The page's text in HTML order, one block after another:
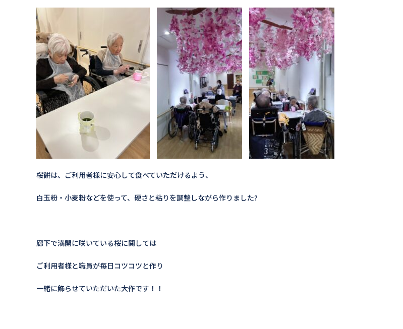
桜餅は、ご利用者様に安心して食べていただけるよう、
白玉粉・小麦粉などを使って、硬さと粘りを調整しながら作りました?
廊下で満開に咲いている桜に関しては
ご利用者様と職員が毎日コツコツと作り
一緒に飾らせていただいた大作です！！